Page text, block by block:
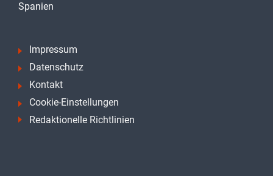
Spanien
Impressum
Datenschutz
Kontakt
Cookie-Einstellungen
Redaktionelle Richtlinien